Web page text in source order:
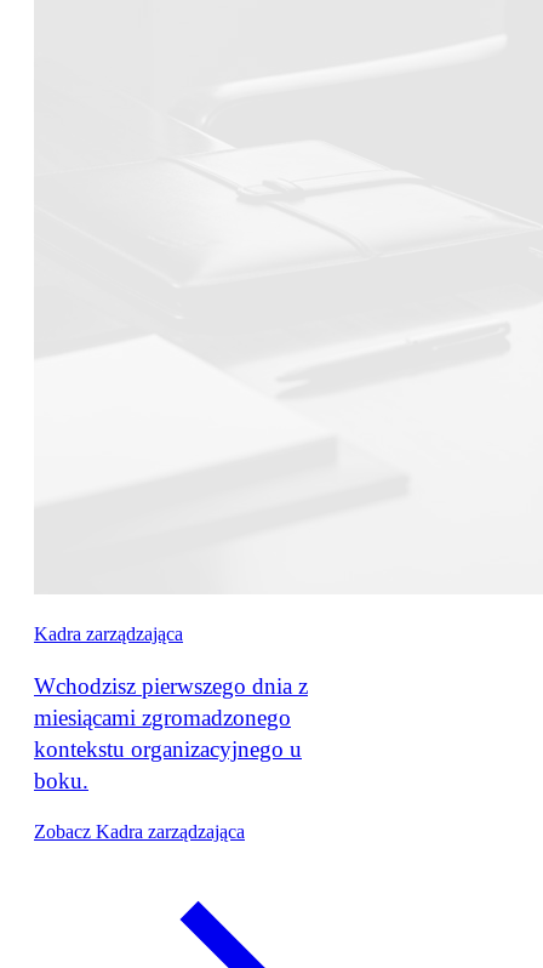
Kadra zarządzająca
Wchodzisz pierwszego dnia z
miesiącami zgromadzonego
kontekstu organizacyjnego u
boku.
Zobacz Kadra zarządzająca